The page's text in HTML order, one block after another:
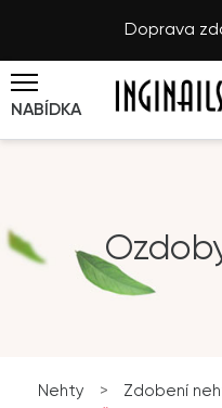
Doprava
NABÍDKA
Nehty > Zdobení